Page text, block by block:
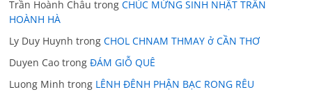
Trần Hoành Châu trongCHÚC MỪNG SINH NHẬT TRẦN
HOÀNH HÀ
Ly Duy Huynh trongCHOL CHNAM THMAY ở CẦN THƠ
Duyen Cao trongĐÁM GIỖ QUÊ
Luong Minh trong LÊNH ĐÊNH PHẬN BẠC RONG RÊU